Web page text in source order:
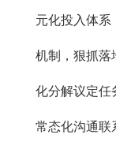
元化投入体系
机制，狠抓落
化分解议定任
常态化沟通联